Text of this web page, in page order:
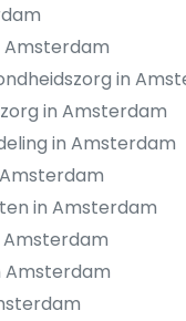
Amsterdam
in
in Amsterdam
in Amsterdam
in Amsterdam
Amsterdam